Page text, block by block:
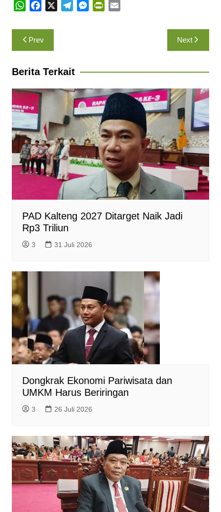
W
a
t
s
p
p
c
e
b
o
k
a
m
M
e
r
i
e
n
d
l
y
Navigasi
pos
Prev Next
Berita Terkait
PAD Kalteng 2027 Ditarget Naik Jadi
Rp3 Triliun
3 31 Juli 2026
Dongkrak Ekonomi Pariwisata dan
UMKM Harus Beriringan
3 26 Juli 2026